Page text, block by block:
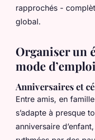
rapprochés -
global.
Organiser un
mode d’emploi
Anniversaires et
Entre amis, en
s’adapte à presque
anniversaire